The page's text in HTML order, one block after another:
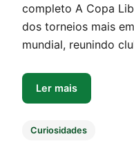
completo A Copa
dos torneios mais
mundial, reunindo
Ler mais
Curiosidades